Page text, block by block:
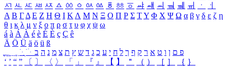
ㅺ ㅻ ㅼ ㅽ ㅾ ㅿ ㆀ ㆁ ㆂ ㆃ ㆄ ㆅ ㆆ ㆇ ㆈ ㆉ ㆊ ㆋ ㆌ ㆍ
ㆎ
Α Β ΓΔ Ε Ζ Η Θ Ι ΚΛ Μ Ν Ξ Ο Π Ρ Σ ΤΥ Φ Χ Ψ Ω α β γ δ ε ζ η
θ ι κ λ μ ν ξ ο π ρ σ τ υ φ χ ψ ω
á à Á À é è É È ç Ç ê
Ä Ö Ü ä ö ü ß
ִֶֹ ֻּ ׁׂ פ ם ן ו ט א ר ק ף ך ל ח י ע כ ג ד ש ץ ת צ מ נ ה ב
‘ ’ “ ” 〔 〕 〈 〉 「 」 『 』 【 】 ＂ （ ） ［ ］ ｛ ｝